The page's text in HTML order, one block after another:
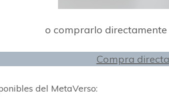
o comprarlo
Compra directa
del MetaVerso: